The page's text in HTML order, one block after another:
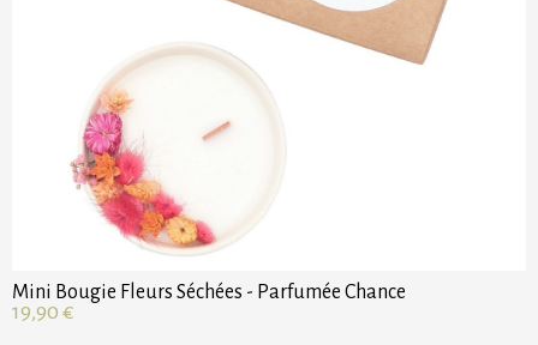
Mini Bougie Fleurs Séchées - Parfumée Chance
19,90 €